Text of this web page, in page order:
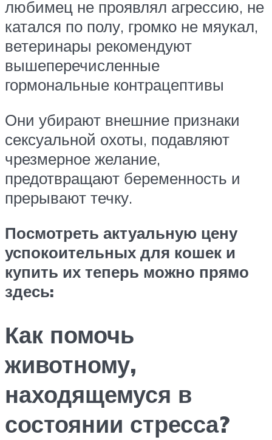
любимец не проявлял агрессию, не
катался по полу, громко не мяукал,
ветеринары рекомендуют
вышеперечисленные
гормональные контрацептивы
Они убирают внешние признаки
сексуальной охоты, подавляют
чрезмерное желание,
предотвращают беременность и
прерывают течку.
Посмотреть актуальную цену
успокоительных для кошек и
купить их теперь можно прямо
здесь:
Как помочь
животному,
находящемуся в
состоянии стресса?